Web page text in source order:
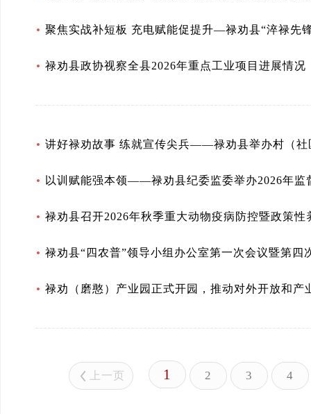
聚焦实战补短板 充电赋能促提升—禄劝县“淬禄先
禄劝县政协视察全县2026年重点工业项目进展情况
讲好禄劝故事 练就宣传尖兵——禄劝县举办村（社
以训赋能强本领——禄劝县纪委监委举办2026年监
禄劝县召开2026年秋季重大动物疫病防控暨政策性
禄劝县“四农普”领导小组办公室第一次会议暨第
禄劝（磨憨）产业园正式开园，推动对外开放和产
上一页 1 2 3 4